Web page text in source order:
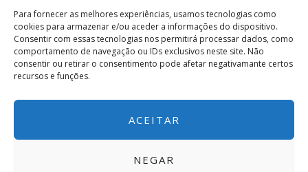
Para fornecer as melhores experiências, usamos tecnologias como
cookies para armazenar e/ou aceder a informações do dispositivo.
Consentir com essas tecnologias nos permitirá processar dados, como
comportamento de navegação ou IDs exclusivos neste site. Não
consentir ou retirar o consentimento pode afetar negativamante certos
recursos e funções.
ACEITAR
NEGAR